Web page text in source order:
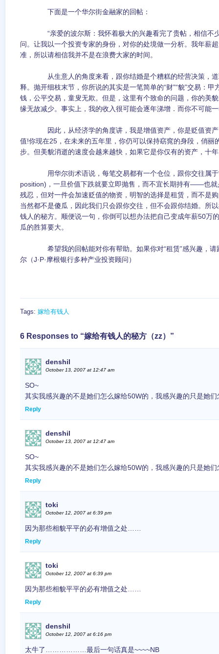
下面是一个华尔街金融家的回帖：
“亲爱的波尔斯：我怀着极大的兴趣看完了贵帖，相信不少
问。让我以一个投资专家的身份，对你的处境做一分析。我年薪
准，所以请相信我并不是在浪费大家的时间。
从生意人的角度来看，跟你结婚是个糟糕的经营决策，道
释。抛开细枝末节，你所说的其实是一笔简单的“财”“貌”交易：
钱，公平交易，童叟无欺。但是，这里有个致命的问题，你的美
缘无故减少。事实上，我的收入很可能会逐年涕增．而你不可能
因此，从经济学的角度讲，我是增值资产，你是贬值资产
值!你现在25，在未来的五年里，你仍可以保持窈窕的身段，俏丽
步。但美貌消逝的速度会越来越快，如果它是你仅有的资产，十
用华尔街术语说，每笔交易都有一个仓位，跟你交往属于“
position)，一旦价值下跌就要立即抛售，而不宜长期持有——也就
残忍，但对一件会加速贬值的物资，明智的选择是租赁，而不是
当然都不是傻瓜，因此我们只会跟你交往，但不会跟你结婚。所
钱人的秘方。顺便说一句，你倒可以想办法把自己变成年薪50万
瓜的胜算要大。
希望我的回帖能对你有帮助。如果你对“租赁”感兴趣，请
尔（J·P·摩根银行多种产业投资顾问）
Tags: 嫁给有钱人
6 Responses to “嫁给有钱人的秘方（zz）”
denshil
October 13, 2007 at 12:47 am
SO~
其实我感兴趣的不是她们怎么嫁给50W的，我感兴趣的只是她
Reply
denshil
October 13, 2007 at 12:47 am
SO~
其实我感兴趣的不是她们怎么嫁给50W的，我感兴趣的只是她
Reply
toki
October 12, 2007 at 6:39 pm
因为那些相貌平平的必有增值之处……
Reply
toki
October 12, 2007 at 6:39 pm
因为那些相貌平平的必有增值之处……
Reply
denshil
October 12, 2007 at 6:16 pm
太牛了………………最后一句话真是~~~~NB